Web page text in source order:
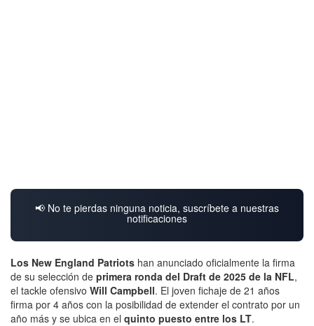
📢 No te pierdas ninguna noticia, suscríbete a nuestras
notificaciones
Los New England Patriots han anunciado oficialmente la firma
de su selección de primera ronda del Draft de 2025 de la NFL,
el tackle ofensivo Will Campbell. El joven fichaje de 21 años
firma por 4 años con la posibilidad de extender el contrato por un
año más y se ubica en el quinto puesto entre los LT.